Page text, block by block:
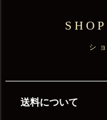
シ
送料について